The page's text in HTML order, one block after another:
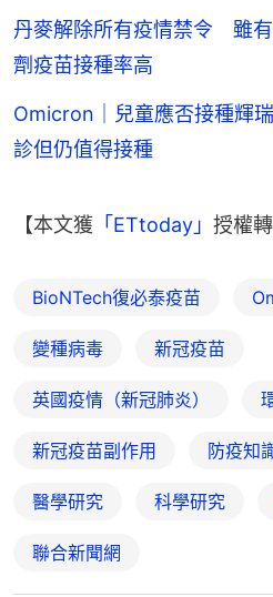
丹麥解除所有疫情禁令 雖
劑疫苗接種率高
Omicron｜兒童應否接種輝
診但仍值得接種
【本文獲 「ETtoday」 授權轉
BioNTech復必泰疫苗
變種病毒 新冠疫苗
英國疫情（新冠肺炎）
新冠疫苗副作用 防疫知
醫學研究 科學研究
聯合新聞網